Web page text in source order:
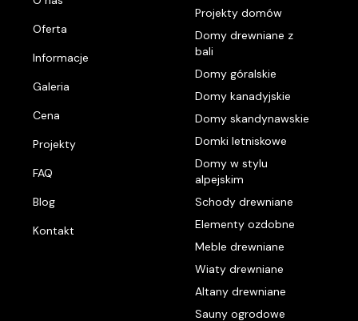
Oferta
Informacje
Galeria
Cena
Projekty
FAQ
Blog
Kontakt
Projekty domów
Domy drewniane z
bali
Domy góralskie
Domy kanadyjskie
Domy skandynawskie
Domki letniskowe
Domy w stylu
alpejskim
Schody drewniane
Elementy ozdobne
Meble drewniane
Wiaty drewniane
Altany drewniane
Sauny ogrodowe